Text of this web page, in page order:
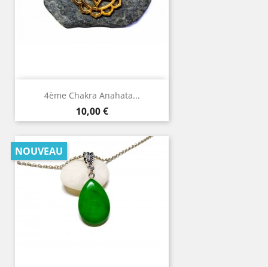
4ème Chakra Anahata...
Prix
10,00 €
NOUVEAU